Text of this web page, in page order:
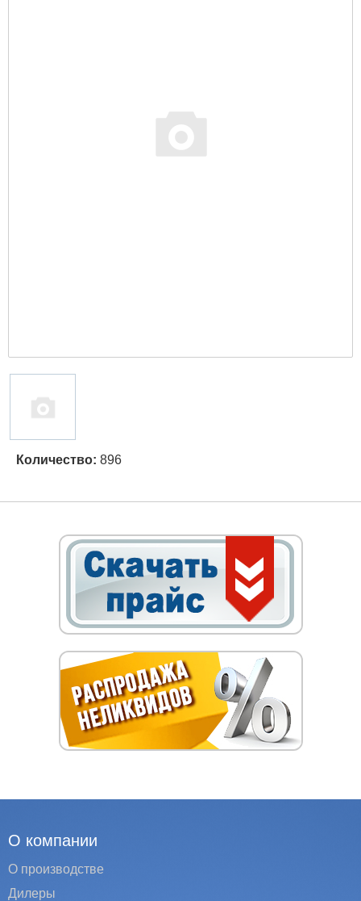
Количество: 896
О компании
О производстве
Дилеры